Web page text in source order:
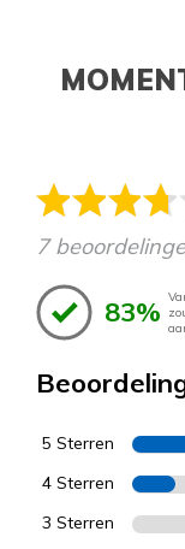
7
83%
5 Sterren
4 Sterren
3 Sterren